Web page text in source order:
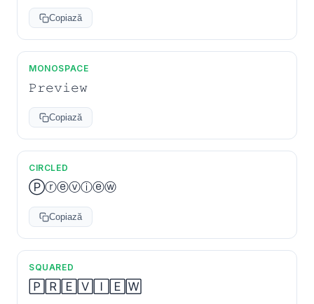
Copiază
MONOSPACE
𝙿𝚛𝚎𝚟𝚒𝚎𝚠
Copiază
CIRCLED
Ⓟⓡⓔⓥⓘⓔⓦ
Copiază
SQUARED
🄿🅁🄴🅅🄸🄴🅆